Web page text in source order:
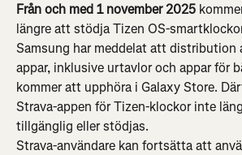
Från och med 1 november 2025
längre att stödja Tizen OS-
Samsung har meddelat att distribution
appar, inklusive urtavlor och appar för
kommer att upphöra i Galaxy Store.
Strava-appen för Tizen-klockor inte
tillgänglig eller stödjas.
Strava-användare kan fortsätta att